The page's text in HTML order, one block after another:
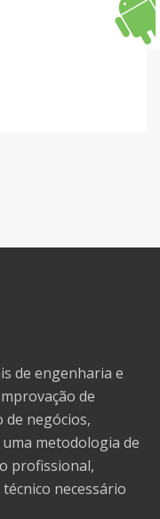
de engenharia e
de
de negócios,
metodologia de
profissional,
necessário